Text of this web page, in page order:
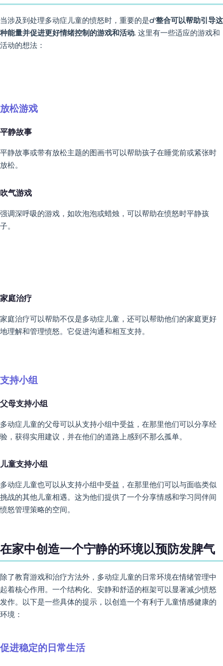
当涉及到处理多动症儿童的愤怒时，重要的是d'整合可以帮助引导这
种能量并促进更好情绪控制的游戏和活动. 这里有一些适应的游戏和
活动的想法：
放松游戏
平静故事
平静故事或带有放松主题的图画书可以帮助孩子在睡觉前或紧张时
放松。
吹气游戏
强调深呼吸的游戏，如吹泡泡或蜡烛，可以帮助在愤怒时平静孩
子。
家庭治疗
家庭治疗可以帮助不仅是多动症儿童，还可以帮助他们的家庭更好
地理解和管理愤怒。它促进沟通和相互支持。
支持小组
父母支持小组
多动症儿童的父母可以从支持小组中受益，在那里他们可以分享经
验，获得实用建议，并在他们的道路上感到不那么孤单。
儿童支持小组
多动症儿童也可以从支持小组中受益，在那里他们可以与面临类似
挑战的其他儿童相遇。这为他们提供了一个分享情感和学习同伴间
愤怒管理策略的空间。
在家中创造一个宁静的环境以预防发脾气
除了教育游戏和治疗方法外，多动症儿童的日常环境在情绪管理中
起着核心作用。一个结构化、安静和舒适的框架可以显著减少愤怒
发作。以下是一些具体的提示，以创造一个有利于儿童情感健康的
环境：
促进稳定的日常生活